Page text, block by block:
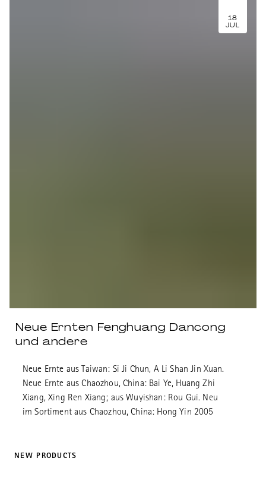
18
JUL
Neue Ernten Fenghuang Dancong
und andere
Neue Ernte aus Taiwan: Si Ji Chun, A Li Shan Jin Xuan.
Neue Ernte aus Chaozhou, China: Bai Ye, Huang Zhi
Xiang, Xing Ren Xiang; aus Wuyishan: Rou Gui. Neu
im Sortiment aus Chaozhou, China: Hong Yin 2005
NEW PRODUCTS